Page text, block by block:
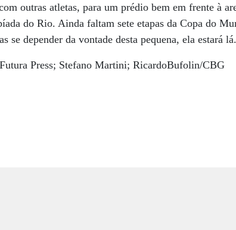
outras atletas, para um prédio bem em frente à
do Rio. Ainda faltam sete etapas da Copa do
se depender da vontade desta pequena, ela estará lá.
Press; Stefano Martini; RicardoBufolin/CBG